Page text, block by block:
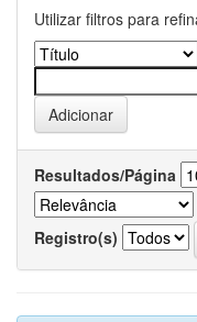
Utilizar filtros para
Resultados/Página
Registro(s)